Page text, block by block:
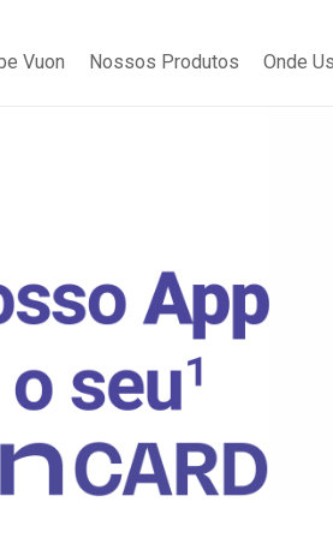
Vuon Nossos Produtos Onde